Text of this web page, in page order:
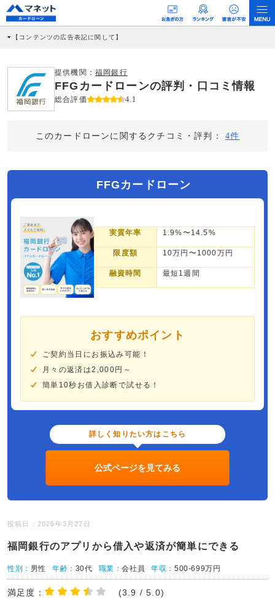
【コンテンツの広告表記に関して】
社に対して企業から紹介報酬が支払われるという収益モデルです。 ただし、特定の
商品を根拠なくPRするものではなく、当編集部の調査／ユーザーへの口コミ収集な
どに基づき、公平性を担保した情報提供を行っています。
>提携企業一覧
提供機関： 福岡銀行
FFGカードローンの評判・口コミ情報
総合評価 4.1
このカードローンに関するクチコミ・評判： 4件
FFGカードローン
実質年率 1.9%〜14.5%
限度額 10万円〜1000万円
融資時間 最短1週間
おすすめポイント
ご契約当日にお振込み可能！
月々の返済は2,000円～
簡単10秒お借入診断で試せる！
詳しく知りたい方はこちら
公式ページを見てみる
投稿日：2026年3月27日
福岡銀行のアプリから借入や返済が簡単にできる
性別： 男性 年齢： 30代 職業：会社員 年収：500-699万円
満足度： (3.9 / 5.0)